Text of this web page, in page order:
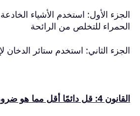
الجزء الأول: استخدم الأشياء
الحمراء للتخلص من الرائحة
الجزء الثاني: استخدم ستائر الدخان
القانون 4: قل دائمًا أقل مما هو ضروري